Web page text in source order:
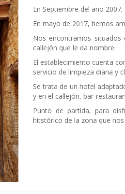
En Septiembre del año
En mayo de 2017, hemos
Nos encontramos
callejón que le da nombre.
El establecimiento cuenta
servicio de limpieza diaria y
Se trata de un hotel
y en el callejón, bar-
Punto de partida, para
hitstórico de la zona que